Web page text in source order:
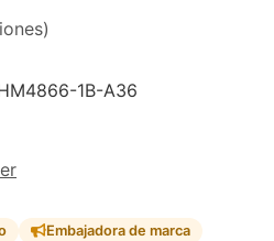
1B-A36
Embajadora de marca